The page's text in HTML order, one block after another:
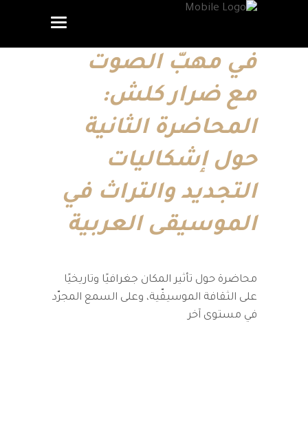
في مهبّ الصوت
مع ضرار كلش:
المحاضرة الثانية
حول إشكاليات
التجديد والتراث في
الموسيقى العربية
محاضرة حول تأثير المكان جغرافيًا وتاريخيًا
على الثقافة الموسيقّية، وعلى السمع المجرّد
في مستوى آخر